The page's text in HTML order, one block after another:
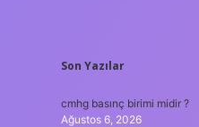
Son Yazılar
cmhg basınç birimi midir ?
Ağustos 6, 2026